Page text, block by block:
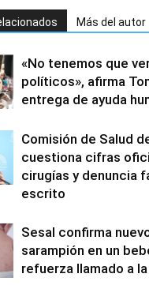
Más del autor
«No tenemos que
políticos», afirma
entrega de ayuda
Comisión de Salud
cuestiona cifras
cirugías y denuncia
escrito
Sesal confirma
sarampión en un
refuerza llamado a